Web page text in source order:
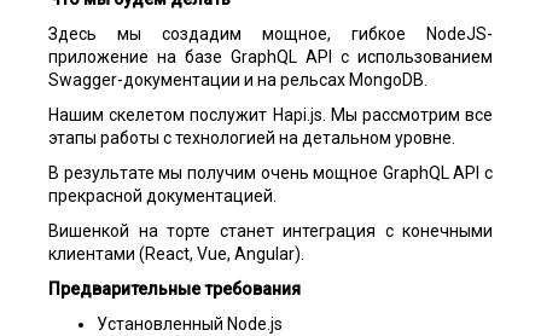
Здесь мы создадим мощное, гибкое NodeJS-
приложение на базе GraphQL API с использованием
Swagger-документации и на рельсах MongoDB.
Нашим скелетом послужит Hapi.js. Мы рассмотрим все
этапы работы с технологией на детальном уровне.
В результате мы получим очень мощное GraphQL API с
прекрасной документацией.
Вишенкой на торте станет интеграция с конечными
клиентами (React, Vue, Angular).
Предварительные требования
Установленный Node.js